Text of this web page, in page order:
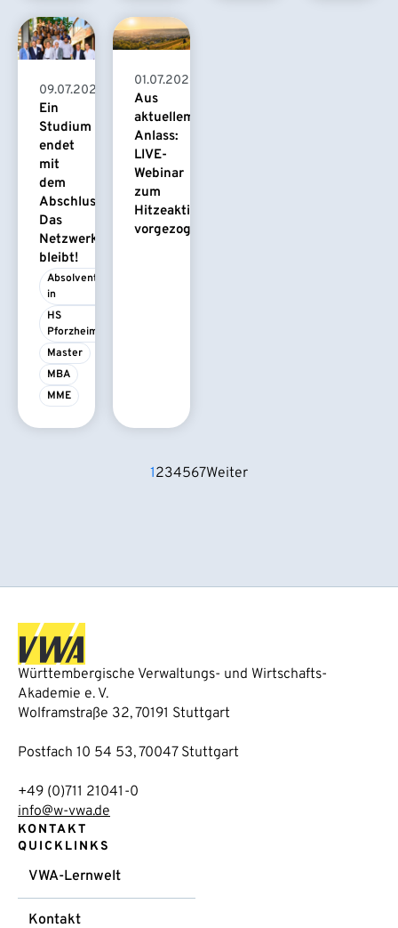
09.07.2026
Ein
Studium
endet
mit
dem
Abschluss.
Das
Netzwerk
bleibt!
Absolvent/-
in
HS
Pforzheim
Master
MBA
MME
01.07.2026
Aus
aktuellem
Anlass:
LIVE-
Webinar
zum
Hitzeaktionsplan
vorgezogen
1234567Weiter
Württembergische Verwaltungs- und Wirtschafts-
Akademie e. V.
Wolframstraße 32, 70191 Stuttgart
Postfach 10 54 53, 70047 Stuttgart
+49 (0)711 21041-0
info@w-vwa.de
KONTAKT
QUICKLINKS
VWA-Lernwelt
Kontakt